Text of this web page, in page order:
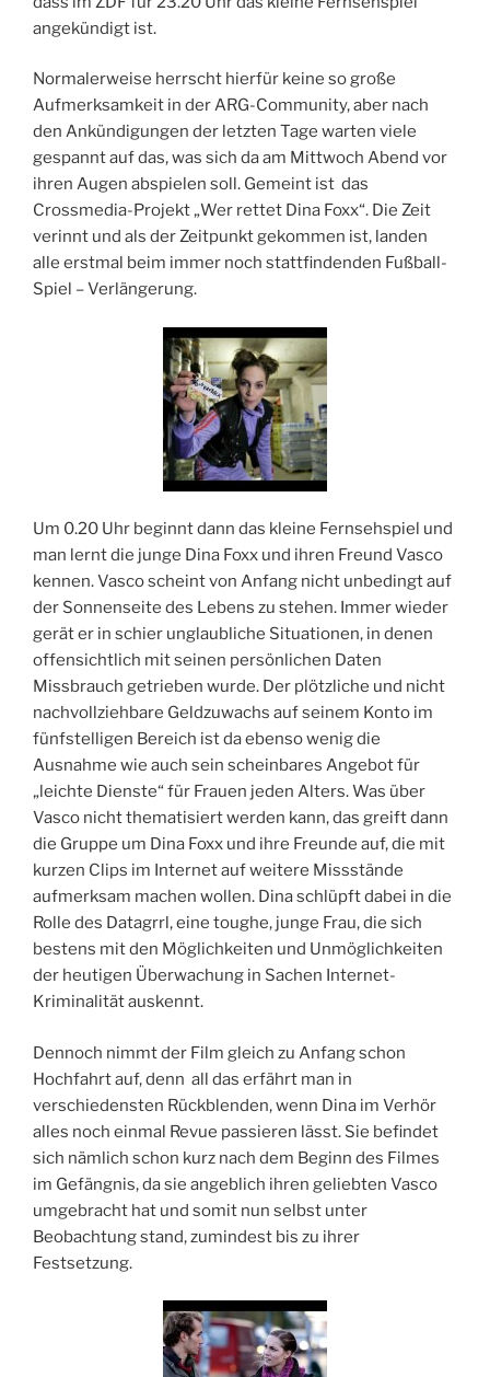
angekündigt ist.
Normalerweise herrscht hierfür keine so große
Aufmerksamkeit in der ARG-Community, aber nach
den Ankündigungen der letzten Tage warten viele
gespannt auf das, was sich da am Mittwoch Abend vor
ihren Augen abspielen soll. Gemeint ist das
Crossmedia-Projekt „Wer rettet Dina Foxx“. Die Zeit
verinnt und als der Zeitpunkt gekommen ist, landen
alle erstmal beim immer noch stattfindenden Fußball-
Spiel – Verlängerung.
Um 0.20 Uhr beginnt dann das kleine Fernsehspiel und
man lernt die junge Dina Foxx und ihren Freund Vasco
kennen. Vasco scheint von Anfang nicht unbedingt auf
der Sonnenseite des Lebens zu stehen. Immer wieder
gerät er in schier unglaubliche Situationen, in denen
offensichtlich mit seinen persönlichen Daten
Missbrauch getrieben wurde. Der plötzliche und nicht
nachvollziehbare Geldzuwachs auf seinem Konto im
fünfstelligen Bereich ist da ebenso wenig die
Ausnahme wie auch sein scheinbares Angebot für
„leichte Dienste“ für Frauen jeden Alters. Was über
Vasco nicht thematisiert werden kann, das greift dann
die Gruppe um Dina Foxx und ihre Freunde auf, die mit
kurzen Clips im Internet auf weitere Missstände
aufmerksam machen wollen. Dina schlüpft dabei in die
Rolle des Datagrrl, eine toughe, junge Frau, die sich
bestens mit den Möglichkeiten und Unmöglichkeiten
der heutigen Überwachung in Sachen Internet-
Kriminalität auskennt.
Dennoch nimmt der Film gleich zu Anfang schon
Hochfahrt auf, denn all das erfährt man in
verschiedensten Rückblenden, wenn Dina im Verhör
alles noch einmal Revue passieren lässt. Sie befindet
sich nämlich schon kurz nach dem Beginn des Filmes
im Gefängnis, da sie angeblich ihren geliebten Vasco
umgebracht hat und somit nun selbst unter
Beobachtung stand, zumindest bis zu ihrer
Festsetzung.